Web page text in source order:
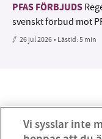
PFAS FÖRBJUDS
svenskt förbud mot
26 jul 2026• Lästid:5 min
Vi sysslar inte